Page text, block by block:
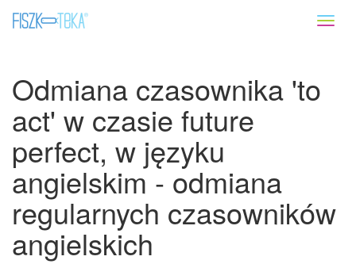
Odmiana czasownika 'to
act' w czasie future
perfect, w języku
angielskim - odmiana
regularnych czasowników
angielskich